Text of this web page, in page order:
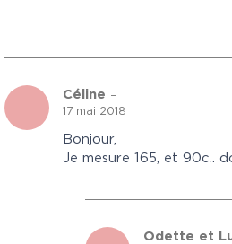
Céline –
17 mai 2018
Bonjour,
Je mesure 165, et 90c..
Odette et